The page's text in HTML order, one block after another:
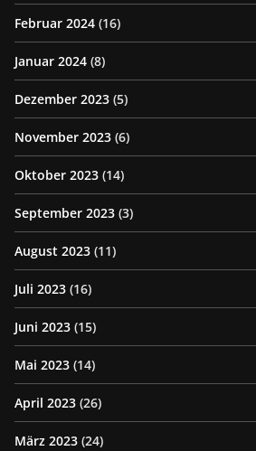
Februar 2024 (16)
Januar 2024 (8)
Dezember 2023 (5)
November 2023 (6)
Oktober 2023 (14)
September 2023 (3)
August 2023 (11)
Juli 2023 (16)
Juni 2023 (15)
Mai 2023 (14)
April 2023 (26)
März 2023 (24)